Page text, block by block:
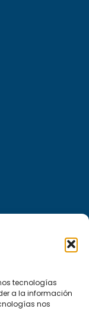
tecnologías
a la información
nos